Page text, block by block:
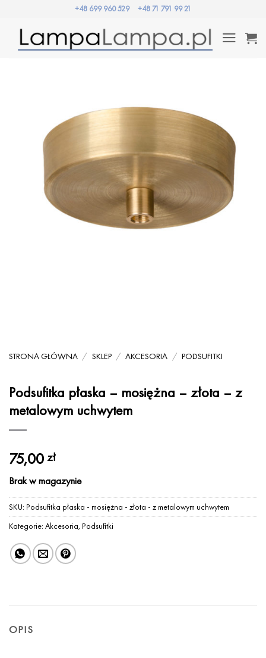
zawartości
+48 699 960 529 +48 71 791 99 21
STRONA GŁÓWNA / SKLEP / AKCESORIA / PODSUFITKI
Podsufitka płaska – mosiężna – złota – z
metalowym uchwytem
75,00zł
Brak w magazynie
SKU: Podsufitka płaska - mosiężna - złota - z metalowym uchwytem
Kategorie: Akcesoria, Podsufitki
OPIS